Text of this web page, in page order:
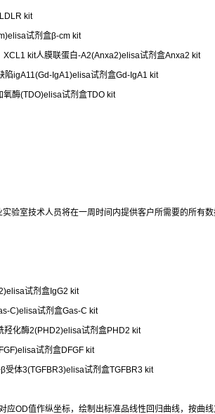
kit
试剂盒β-cm kit
kit人膜联蛋白-A2(Anxa2)elisa试剂盒Anxa2 kit
陷igA11(Gd-IgA1)elisa试剂盒Gd-IgA1 kit
酶(TDO)elisa试剂盒TDO kit
验室技术人员将在一周时间内提供客户所需要的所
试剂盒IgG2 kit
C)elisa试剂盒Gas-C kit
羟化酶2(PHD2)elisa试剂盒PHD2 kit
试剂盒DFGF kit
体3(TGFBR3)elisa试剂盒TGFBR3 kit
OD值作纵坐标，绘制出标准品线性回归曲线，按曲线